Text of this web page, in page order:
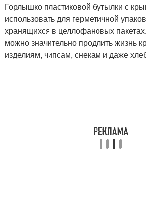
Горлышко пластиковой бутылки с
использовать для герметичной
хранящихся в целлофановых
можно значительно продлить жизнь
изделиям, чипсам, снекам и даже